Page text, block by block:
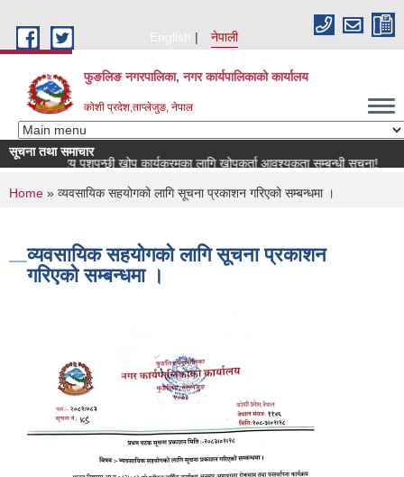
English
नेपाली
फुङलिङ नगरपालिका, नगर कार्यपालिकाको कार्यालय
कोशी प्रदेश,ताप्लेजुङ, नेपाल
सूचना तथा समाचार
राष्ट्रिय पशुपन्छी खोप कार्यक्रमका लागि खोपकर्ता आवश्यकता सम्बन्धी सूचना!
You are here
Home » व्यवसायिक सहयोगको लागि सूचना प्रकाशन गरिएको सम्बन्धमा ।
व्यवसायिक सहयोगको लागि सूचना प्रकाशन
गरिएको सम्बन्धमा ।